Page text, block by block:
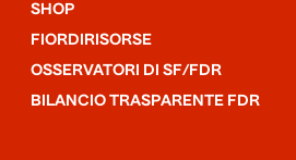
SHOP
FIORDIRISORSE
OSSERVATORI DI SF/FDR
BILANCIO TRASPARENTE FDR